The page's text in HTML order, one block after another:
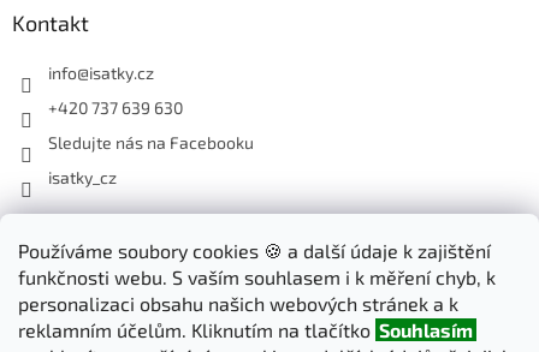
Používáme soubory cookies 🍪 a další údaje k zajištění
funkčnosti webu. S vaším souhlasem i k měření chyb, k
personalizaci obsahu našich webových stránek a k
reklamním účelům. Kliknutím na tlačítko Souhlasím
Kontakt
info@isatky.cz
+420 737 639 630
Sledujte nás na Facebooku
isatky_cz
Odebírat newsletter
Vložte svůj e-mail a my vám budeme zasílat informace o nových
produktech na našem e-shopu.